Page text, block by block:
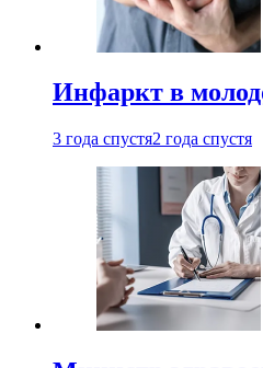
Инфаркт в
3 года спустя2 года спустя